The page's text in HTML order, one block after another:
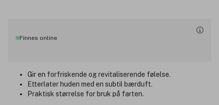
Finnes online
Gir en forfriskende og revitaliserende følelse.
Etterlater huden med en subtil bærduft.
Praktisk størrelse for bruk på farten.